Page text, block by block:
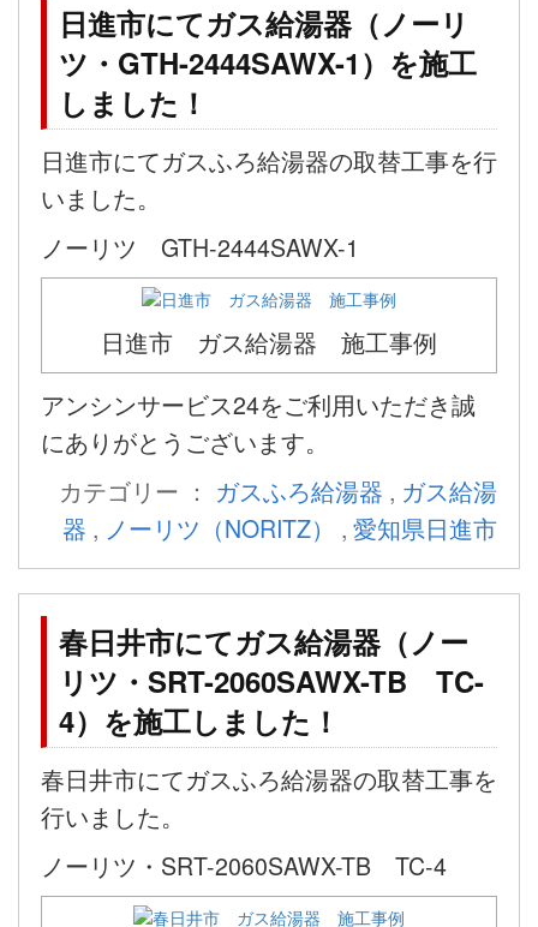
日進市にてガス給湯器（ノーリ
ツ・GTH-2444SAWX-1）を施工
しました！
日進市にてガスふろ給湯器の取替工事を行
いました。
ノーリツ GTH-2444SAWX-1
日進市 ガス給湯器 施工事例
アンシンサービス24をご利用いただき誠
にありがとうございます。
カテゴリー ： ガスふろ給湯器 , ガス給湯
器 , ノーリツ（NORITZ） , 愛知県日進市
春日井市にてガス給湯器（ノー
リツ・SRT-2060SAWX-TB TC-
4）を施工しました！
春日井市にてガスふろ給湯器の取替工事を
行いました。
ノーリツ・SRT-2060SAWX-TB TC-4